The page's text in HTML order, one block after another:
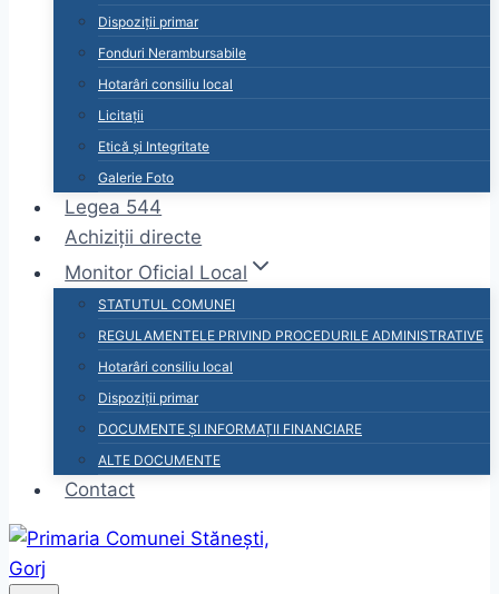
Dispoziții primar
Fonduri Nerambursabile
Hotarâri consiliu local
Licitații
Etică și Integritate
Galerie Foto
Legea 544
Achiziții directe
Monitor Oficial Local
STATUTUL COMUNEI
REGULAMENTELE PRIVIND PROCEDURILE ADMINISTRATIVE
Hotarâri consiliu local
Dispoziții primar
DOCUMENTE ȘI INFORMAȚII FINANCIARE
ALTE DOCUMENTE
Contact